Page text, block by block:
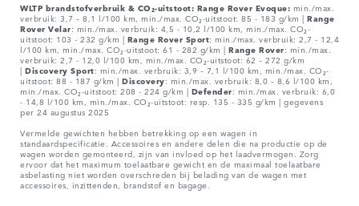
WLTP brandstofverbruik & CO₂-uitstoot: Range Rover Evoque: min./max.
verbruik: 3,7 – 8,1 l/100 km, min./max. CO₂-uitstoot: 85 - 183 g/km | Range
Rover Velar: min./max. verbruik: 4,5 - 10,2 l/100 km, min./max. CO₂-
uitstoot: 103 - 232 g/km | Range Rover Sport: min./max. verbruik: 2,7 - 12,4
l/100 km, min./max. CO₂-uitstoot: 61 - 282 g/km | Range Rover: min./max.
verbruik: 2,7 - 12,0 l/100 km, min./max. CO₂-uitstoot: 62 – 272 g/km
| Discovery Sport: min./max. verbruik: 3,9 – 7,1 l/100 km, min./max. CO₂-
uitstoot: 88 - 187 g/km | Discovery: min./max. verbruik: 8,0 – 8,6 l/100 km,
min./max. CO₂-uitstoot: 208 - 224 g/km | Defender: min./max. verbruik: 6,0
- 14,8 l/100 km, min./max. CO₂-uitstoot: resp. 135 - 335 g/km | gegevens
per 24 augustus 2025
Vermelde gewichten hebben betrekking op een wagen in
standaardspecificatie. Accessoires en andere delen die na productie op de
wagen worden gemonteerd, zijn van invloed op het laadvermogen. Zorg
ervoor dat het maximum toelaatbare gewicht en de maximaal toelaatbare
asbelasting niet worden overschreden bij belading van de wagen met
accessoires, inzittenden, brandstof en bagage.